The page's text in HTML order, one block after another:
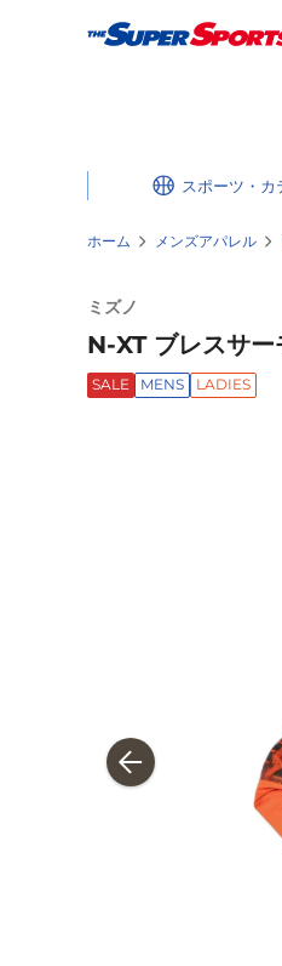
スポーツ・カ
ホーム メンズアパレル
ミズノ
N-XT ブレスサ
SALE MENS LADIES